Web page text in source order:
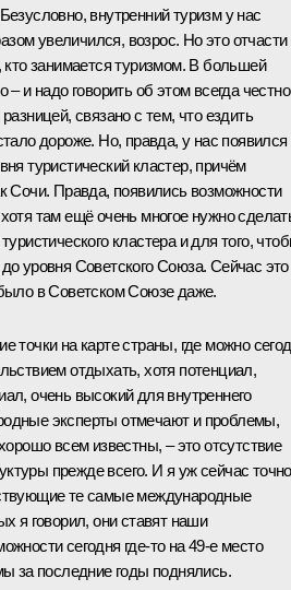
внутренний туризм у нас
увеличился, возрос. Но это отчасти
кто занимается туризмом. В большей
– и надо говорить об этом всегда
связано с тем, что ездить
дороже. Но, правда, у нас появился
туристический кластер, причём
Сочи. Правда, появились возможности
там ещё очень многое нужно
кластера и для того,
уровня Советского Союза. Сейчас это
в Советском Союзе даже.
точки на карте страны, где можно
отдыхать, хотя потенциал,
очень высокий для внутреннего
эксперты отмечают и проблемы,
всем известны, – это отсутствие
прежде всего. И я уж сейчас точно
те самые международные
я говорил, они ставят наши
сегодня где‑то на 49-е место
за последние годы поднялись.